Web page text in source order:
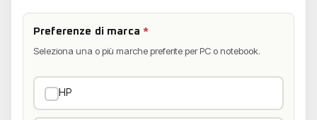
Preferenze di marca*
Seleziona una o più marche preferite per PC o notebook.
HP